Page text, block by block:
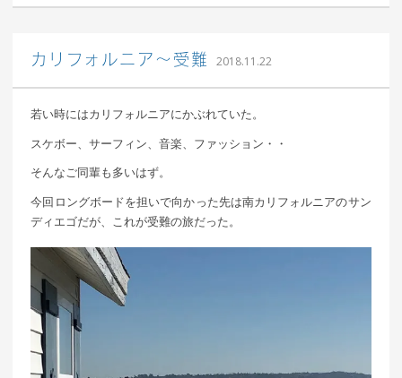
カリフォルニア〜受難 2018.11.22
若い時にはカリフォルニアにかぶれていた。
スケボー、サーフィン、音楽、ファッション・・
そんなご同輩も多いはず。
今回ロングボードを担いで向かった先は南カリフォルニアのサン
ディエゴだが、これが受難の旅だった。